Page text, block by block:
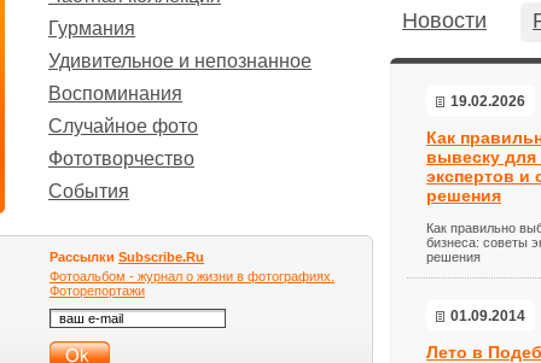
Гурмания
Удивительное и непознанное
Воспоминания
Случайное фото
Фототворчество
События
Рассылки Subscribe.Ru
Фотоальбом - журнал о жизни в фотографиях.
Фоторепортажи
Новости
19.02.2026
Как
вывеску для
экспертов и
решения
Как правильно
бизнеса: советы
решения
01.09.2014
Лето в